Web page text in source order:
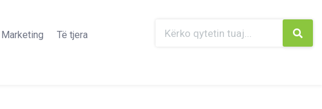
Marketing Të tjera